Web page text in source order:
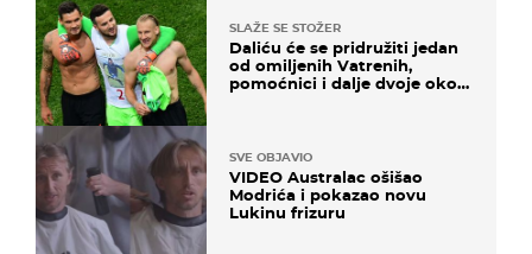
SLAŽE SE STOŽER
Daliću će se pridružiti jedan
od omiljenih Vatrenih,
pomoćnici i dalje dvoje oko
SVE OBJAVIO
VIDEO Australac ošišao
Modrića i pokazao novu
Lukinu frizuru